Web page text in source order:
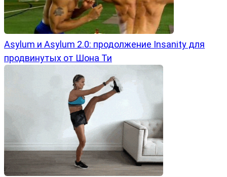
Asylum и Asylum 2.0: продолжение Insanity для
продвинутых от Шона Ти